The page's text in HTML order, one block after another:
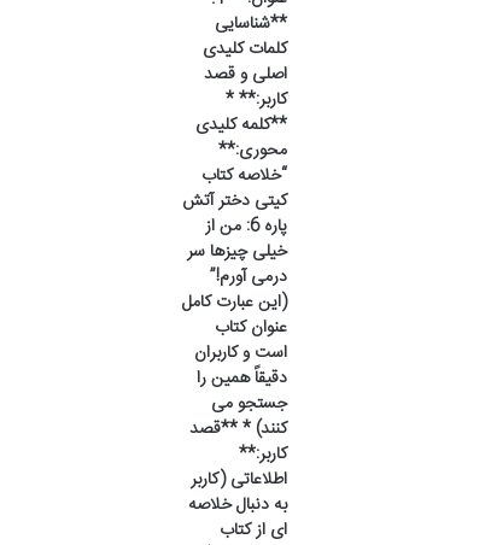
**شناسایی
کلمات کلیدی
اصلی و قصد
کاربر:** *
**کلمه کلیدی
محوری:**
“خلاصه کتاب
کیتی دختر آتش
پاره 6: من از
خیلی چیزها سر
درمی آورم!”
(این عبارت کامل
عنوان کتاب
است و کاربران
دقیقاً همین را
جستجو می
کنند) * **قصد
کاربر:**
اطلاعاتی (کاربر
به دنبال خلاصه
ای از کتاب